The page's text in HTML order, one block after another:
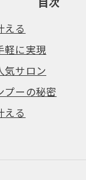
える
軽に実現
気サロン
プーの秘密
える